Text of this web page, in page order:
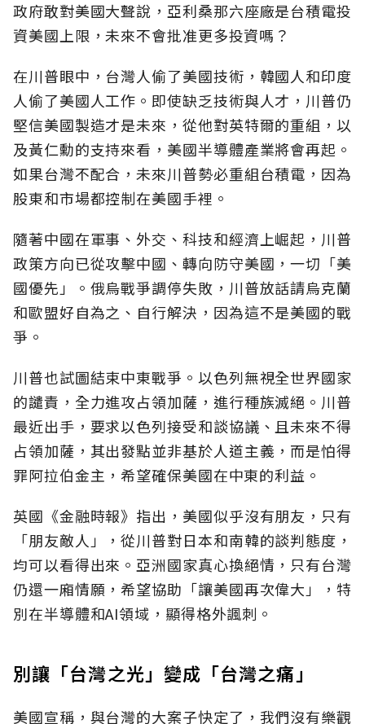
政府敢對美國大聲說，亞利桑那六座廠是台積電投
資美國上限，未來不會批准更多投資嗎？
在川普眼中，台灣人偷了美國技術，韓國人和印度
人偷了美國人工作。即使缺乏技術與人才，川普仍
堅信美國製造才是未來，從他對英特爾的重組，以
及黃仁勳的支持來看，美國半導體產業將會再起。
如果台灣不配合，未來川普勢必重組台積電，因為
股東和市場都控制在美國手裡。
隨著中國在軍事、外交、科技和經濟上崛起，川普
政策方向已從攻擊中國、轉向防守美國，一切「美
國優先」。俄烏戰爭調停失敗，川普放話請烏克蘭
和歐盟好自為之、自行解決，因為這不是美國的戰
爭。
川普也試圖結束中東戰爭。以色列無視全世界國家
的譴責，全力進攻占領加薩，進行種族滅絕。川普
最近出手，要求以色列接受和談協議、且未來不得
占領加薩，其出發點並非基於人道主義，而是怕得
罪阿拉伯金主，希望確保美國在中東的利益。
英國《金融時報》指出，美國似乎沒有朋友，只有
「朋友敵人」，從川普對日本和南韓的談判態度，
均可以看得出來。亞洲國家真心換絕情，只有台灣
仍還一廂情願，希望協助「讓美國再次偉大」，特
別在半導體和AI領域，顯得格外諷刺。
別讓「台灣之光」變成「台灣之痛」
美國宣稱，與台灣的大案子快定了，我們沒有樂觀